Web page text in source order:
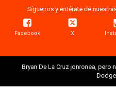
Síguenos y entérate de
Facebook X
Bryan De La Cruz jonronea, pero